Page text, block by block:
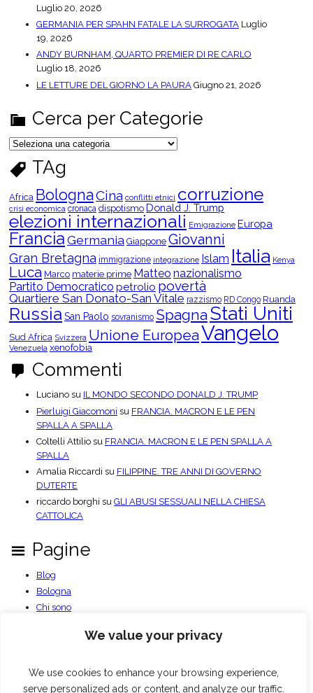
We value your privacy
We use cookies to enhance your browsing experience,
serve personalized ads or content, and analyze our traffic.
Luglio 20, 2026
GERMANIA PER SPAHN FATALE LA SURROGATA Luglio
19, 2026
ANDY BURNHAM, QUARTO PREMIER DI RE CARLO
Luglio 18, 2026
LE LETTURE DEL GIORNO LA PAURA Giugno 21, 2026
Cerca per Categorie
C
e
c
a
e
r
C
a
t
e
o
r
i
e
TAg
Africa BolognaCina conflitti etnici corruzione
crisi economica cronaca dispotismo Donald J. Trump
elezioni internazionali Emigrazione Europa
FranciaGermania Giappone Giovanni
Gran Bretagna immigrazione integrazione Islam Italia Kenya
Luca Marco materie prime Matteo nazionalismo
Partito Democratico petrolio povertà
Quartiere San Donato-San Vitale razzismo RD Congo Ruanda
Russia San Paolo sovranismo SpagnaStati Uniti
Sud Africa Svizzera Unione EuropeaVangelo
Venezuela xenofobia
Commenti
Luciano su IL MONDO SECONDO DONALD J. TRUMP
Pierluigi Giacomoni su FRANCIA. MACRON E LE PEN
SPALLA A SPALLA
Coltelli Attilio su FRANCIA. MACRON E LE PEN SPALLA A
SPALLA
Amalia Riccardi su FILIPPINE. TRE ANNI DI GOVERNO
DUTERTE
riccardo borghi su GLI ABUSI SESSUALI NELLA CHIESA
CATTOLICA
Pagine
Blog
Bologna
Chi sono
Documenti PDF
Benvenuto